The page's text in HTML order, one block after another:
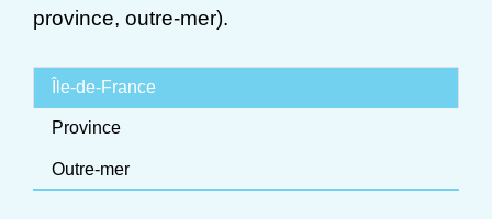
province, outre-mer).
Île-de-France
Province
Outre-mer